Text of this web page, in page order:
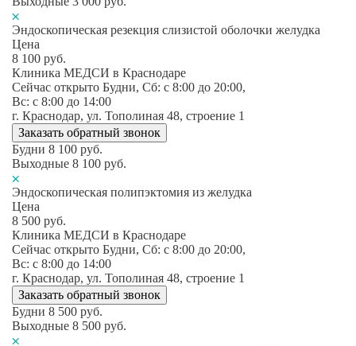
Эндоскопическая резекция слизистой оболочки желудка
Цена
8 100 руб.
Клиника МЕДСИ в Краснодаре
Сейчас открыто Будни, Сб: c 8:00 до 20:00,
Вс: c 8:00 до 14:00
г. Краснодар, ул. Тополиная 48, строение 1
Заказать обратный звонок
Будни 8 100 руб.
Выходные 8 100 руб.
Эндоскопическая полипэктомия из желудка
Цена
8 500 руб.
Клиника МЕДСИ в Краснодаре
Сейчас открыто Будни, Сб: c 8:00 до 20:00,
Вс: c 8:00 до 14:00
г. Краснодар, ул. Тополиная 48, строение 1
Заказать обратный звонок
Будни 8 500 руб.
Выходные 8 500 руб.